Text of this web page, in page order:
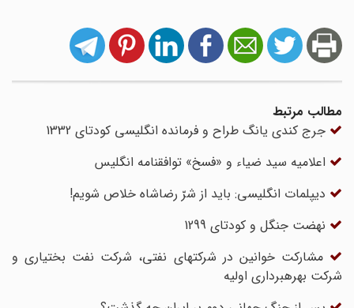
مطالب مرتبط
جرج کندی یانگ طراح و فرمانده انگلیسی کودتای 1332
اعلامیه‌ سید ضیاء و «فسخ» توافقنامه انگلیس
دیپلمات انگلیسی: باید از شرّ رضاشاه خلاص شویم!
نهضت جنگل و کودتای 1299
مشارکت خوانین در شرکت‏هاى نفتى، شرکت نفت بختیارى و
شرکت بهره‏بردارى اولیه